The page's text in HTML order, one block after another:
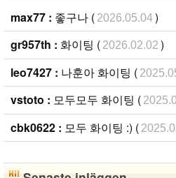
max77 : 좋구나 ( 2026.05.04)
gr957th : 화이팅 ( 2026.02.02 )
leo7427 : 나훈아 화이팅 (
vstoto : 모두모두 화이팅 (
cbk0622 : 모두 화이팅 :) (